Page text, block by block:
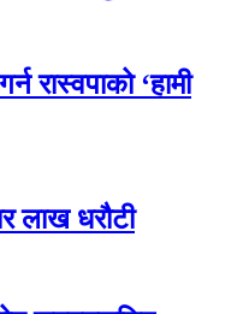
रास्वपाको ‘हामी
लाख धरौटी